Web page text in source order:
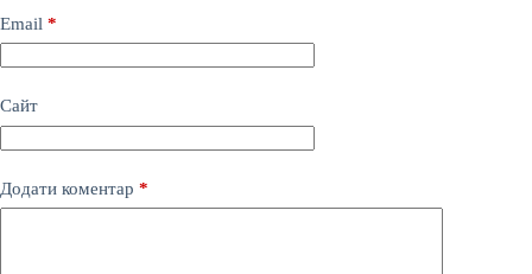
Email *
Сайт
Додати коментар *